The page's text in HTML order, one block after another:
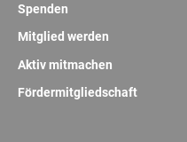
Spenden
Mitglied werden
Aktiv mitmachen
Fördermitgliedschaft